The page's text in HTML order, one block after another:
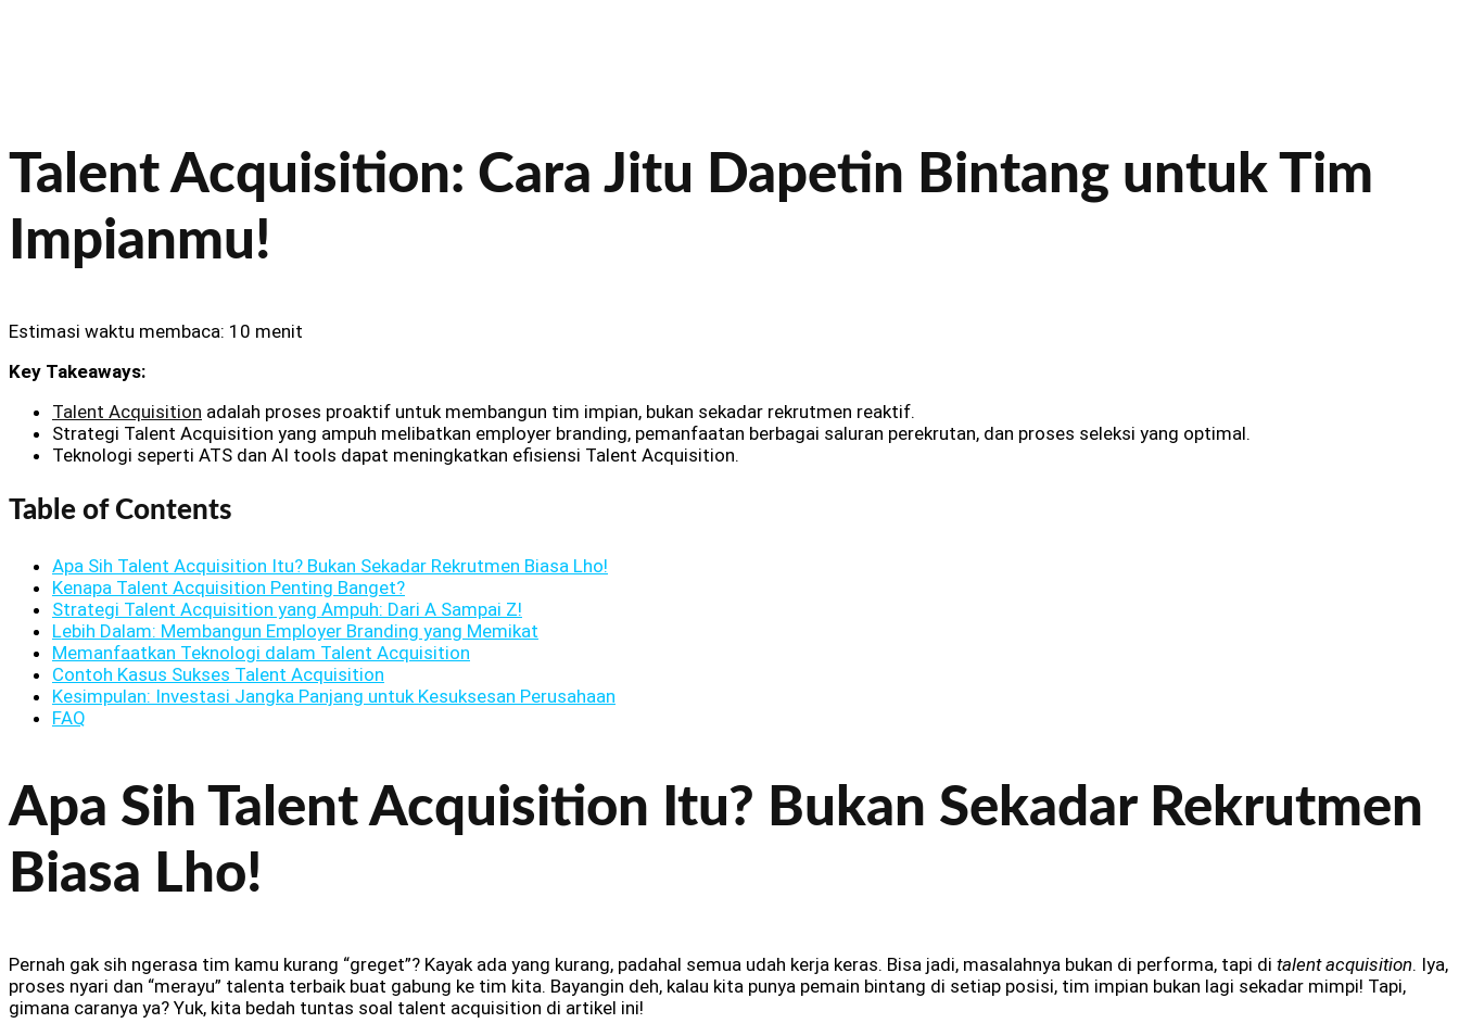
Talent Acquisition: Cara Jitu Dapetin Bintang untuk Tim
Impianmu!
Estimasi waktu membaca: 10 menit
Key Takeaways:
Talent Acquisition adalah proses proaktif untuk membangun tim impian, bukan sekadar rekrutmen reaktif.
Strategi Talent Acquisition yang ampuh melibatkan employer branding, pemanfaatan berbagai saluran perekrutan, dan proses seleksi yang optimal.
Teknologi seperti ATS dan AI tools dapat meningkatkan efisiensi Talent Acquisition.
Table of Contents
Apa Sih Talent Acquisition Itu? Bukan Sekadar Rekrutmen Biasa Lho!
Kenapa Talent Acquisition Penting Banget?
Strategi Talent Acquisition yang Ampuh: Dari A Sampai Z!
Lebih Dalam: Membangun Employer Branding yang Memikat
Memanfaatkan Teknologi dalam Talent Acquisition
Contoh Kasus Sukses Talent Acquisition
Kesimpulan: Investasi Jangka Panjang untuk Kesuksesan Perusahaan
FAQ
Apa Sih Talent Acquisition Itu? Bukan Sekadar Rekrutmen
Biasa Lho!
Pernah gak sih ngerasa tim kamu kurang “greget”? Kayak ada yang kurang, padahal semua udah kerja keras. Bisa jadi, masalahnya bukan di performa, tapi di talent acquisition. Iya,
proses nyari dan “merayu” talenta terbaik buat gabung ke tim kita. Bayangin deh, kalau kita punya pemain bintang di setiap posisi, tim impian bukan lagi sekadar mimpi! Tapi,
gimana caranya ya? Yuk, kita bedah tuntas soal talent acquisition di artikel ini!